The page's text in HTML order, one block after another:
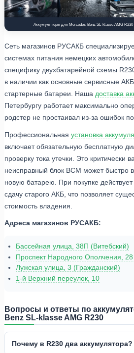
Аккумуляторы для Mercedes-Benz SL-klasse AMG
Сеть магазинов РУСАКБ
системах питания немецких
специфику двухбатарейной схемы
в наличии как основные сервисные
стартерные батареи. Наша доставка
Петербургу работает максимально
родстер не простаивал из-за ошибок
Профессиональная установка
включает обязательную бесплатную
проверку тока утечки. Это критически
неисправный блок BCM может быстро
новую батарею. При покупке действует
сдачу старого АКБ, что позволяет
стоимость владения.
Адреса магазинов РУСАКБ:
Бассейная улица, 38П (Витебский)
Проспект Народного Ополчения,
Лужская улица, 3 (Гражданский)
1-й Верхний переулок, 10
Вопросы и ответы по
Benz SL-klasse AMG R230
Почему в R230 два аккумулятора?